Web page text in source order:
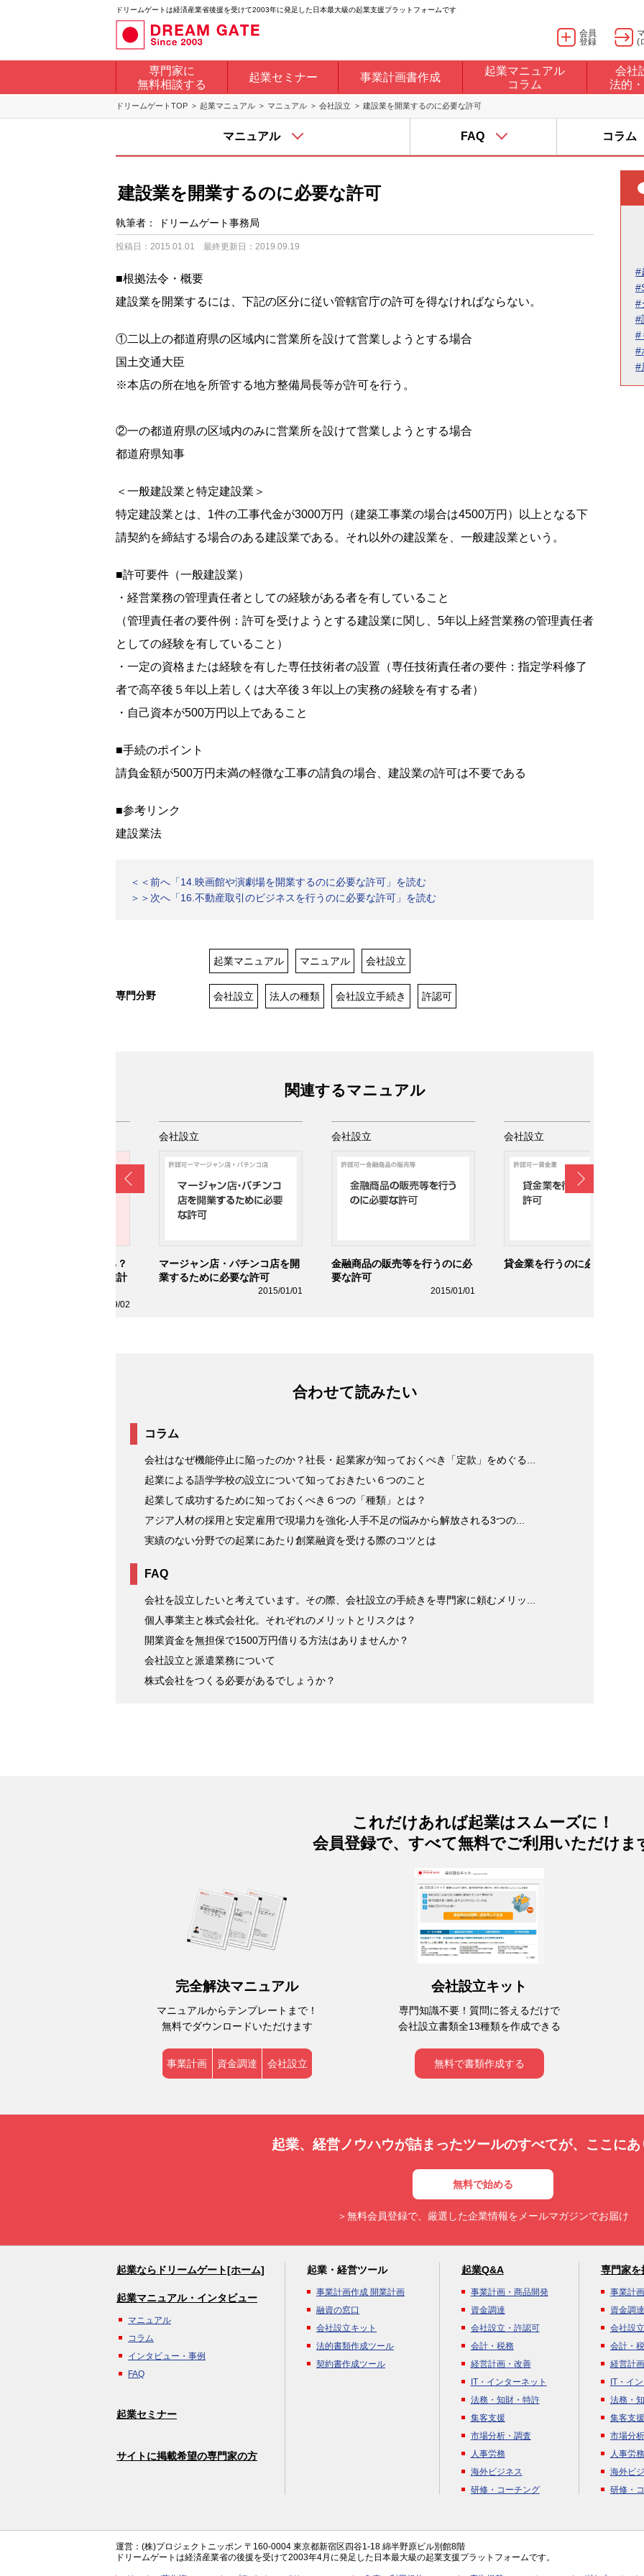
ドリームゲートは経済産業省後援を受けて2003年に発足した日本最大級の起業支援プラットフォームです
会員
登録
(
専門家に
無料相談する
起業セミナー 事業計画書作成
起業マニュアル
コラム
会社
法的
ドリームゲートTOP 起業マニュアル マニュアル 会社設立 建設業を開業するのに必要な許可
マニュアル FAQ コラム
建設業を開業するのに必要な許可
執筆者： ドリームゲート事務局
投稿日：2015.01.01 最終更新日：2019.09.19
■根拠法令・概要
建設業を開業するには、下記の区分に従い管轄官庁の許可を得なければならない。
①二以上の都道府県の区域内に営業所を設けて営業しようとする場合
国土交通大臣
※本店の所在地を所管する地方整備局長等が許可を行う。
②一の都道府県の区域内のみに営業所を設けて営業しようとする場合
都道府県知事
＜一般建設業と特定建設業＞
特定建設業とは、1件の工事代金が3000万円（建築工事業の場合は4500万円）以上となる下
請契約を締結する場合のある建設業である。それ以外の建設業を、一般建設業という。
■許可要件（一般建設業）
・経営業務の管理責任者としての経験がある者を有していること
（管理責任者の要件例：許可を受けようとする建設業に関し、5年以上経営業務の管理責任者
としての経験を有していること）
・一定の資格または経験を有した専任技術者の設置（専任技術責任者の要件：指定学科修了
者で高卒後５年以上若しくは大卒後３年以上の実務の経験を有する者）
・自己資本が500万円以上であること
■手続のポイント
請負金額が500万円未満の軽微な工事の請負の場合、建設業の許可は不要である
■参考リンク
建設業法
＜＜前へ「14.映画館や演劇場を開業するのに必要な許可」を読む
＞＞次へ「16.不動産取引のビジネスを行うのに必要な許可」を読む
起業マニュアル マニュアル 会社設立
専門分野 会社設立 法人の種類 会社設立手続き 許認可
関連するマニュアル
したい！何からはじめる？
資金はいくら必要？事業計
2022/09/02
会社設立
マージャン店・パチンコ店を開
業するために必要な許可
2015/01/01
会社設立
金融商品の販売等を行うのに必
要な許可
2015/01/01
会社設立
貸金業を行うのに必要な許可
合わせて読みたい
コラム
会社はなぜ機能停止に陥ったのか？社長・起業家が知っておくべき「定款」をめぐる...
起業による語学学校の設立について知っておきたい６つのこと
起業して成功するために知っておくべき６つの「種類」とは？
アジア人材の採用と安定雇用で現場力を強化-人手不足の悩みから解放される3つの...
実績のない分野での起業にあたり創業融資を受ける際のコツとは
FAQ
会社を設立したいと考えています。その際、会社設立の手続きを専門家に頼むメリッ...
個人事業主と株式会社化。それぞれのメリットとリスクは？
開業資金を無担保で1500万円借りる方法はありませんか？
会社設立と派遣業務について
株式会社をつくる必要があるでしょうか？
#
#
#
#
#
#
これだけあれば起業はスムーズに！
会員登録で、すべて無料でご利用いただけま
完全解決マニュアル
マニュアルからテンプレートまで！
無料でダウンロードいただけます
事業計画 資金調達 会社設立
会社設立キット
専門知識不要！質問に答えるだけで
会社設立書類全13種類を作成できる
無料で書類作成する
起業、経営ノウハウが詰まったツールのすべてが、 ここに
無料で始める
＞無料会員登録で、厳選した企業情報をメールマガジンでお届け
起業ならドリームゲート[ホーム]
起業マニュアル・インタビュー
マニュアル
コラム
インタビュー・事例
FAQ
起業セミナー
サイトに掲載希望の専門家の方
起業・経営ツール
事業計画作成 開業計画
融資の窓口
会社設立キット
法的書類作成ツール
契約書作成ツール
起業Q&A
事業計画・商品開発
資金調達
会社設立・許認可
会計・税務
経営計画・改善
IT・インターネット
法務・知財・特許
集客支援
市場分析・調査
人事労務
海外ビジネス
研修・コーチング
専門家を
事業計
資金調達
会社設
会計・
経営計
IT・イ
法務・
集客支援
市場分
人事労務
海外ビ
研修・
運営：(株)プロジェクトニッポン 〒160-0004 東京都新宿区四谷1-18 綿半野原ビル別館8階
ドリームゲートは経済産業省の後援を受けて2003年4月に発足した日本最大級の起業支援プラットフォームです。